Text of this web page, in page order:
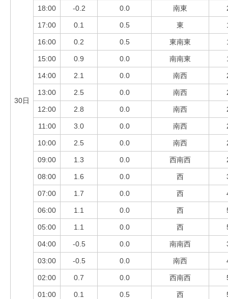
30日
18:00 -0.2 0.0 南東
17:00 0.1 0.5 東
16:00 0.2 0.5 東南東
15:00 0.9 0.0 南南東
14:00 2.1 0.0 南西
13:00 2.5 0.0 南西
12:00 2.8 0.0 南西
11:00 3.0 0.0 南西
10:00 2.5 0.0 南西
09:00 1.3 0.0 西南西
08:00 1.6 0.0 西
07:00 1.7 0.0 西
06:00 1.1 0.0 西
05:00 1.1 0.0 西
04:00 -0.5 0.0 南南西
03:00 -0.5 0.0 南西
02:00 0.7 0.0 西南西
01:00 0.1 0.5 西